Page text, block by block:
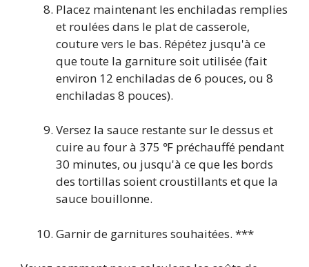
Placez maintenant les enchiladas remplies
et roulées dans le plat de casserole,
couture vers le bas. Répétez jusqu'à ce
que toute la garniture soit utilisée (fait
environ 12 enchiladas de 6 pouces, ou 8
enchiladas 8 pouces).
Versez la sauce restante sur le dessus et
cuire au four à 375 ℉ préchauffé pendant
30 minutes, ou jusqu'à ce que les bords
des tortillas soient croustillants et que la
sauce bouillonne.
Garnir de garnitures souhaitées. ***